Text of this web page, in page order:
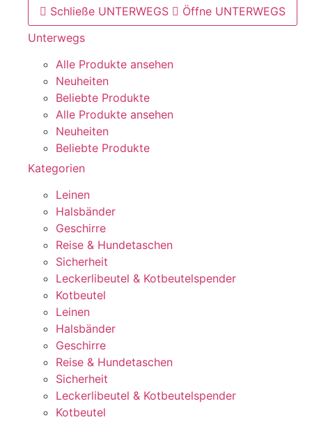
Schließe UNTERWEGS
Öffne UNTERWEGS
Unterwegs
Alle Produkte ansehen
Neuheiten
Beliebte Produkte
Alle Produkte ansehen
Neuheiten
Beliebte Produkte
Kategorien
Leinen
Halsbänder
Geschirre
Reise & Hundetaschen
Sicherheit
Leckerlibeutel & Kotbeutelspender
Kotbeutel
Leinen
Halsbänder
Geschirre
Reise & Hundetaschen
Sicherheit
Leckerlibeutel & Kotbeutelspender
Kotbeutel